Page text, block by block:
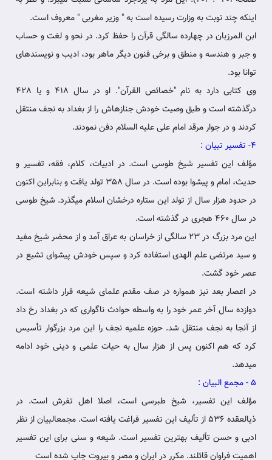
اینکه چند نوبت به وزارت رسیده است به " وزیر مغربی " معروف است.
ابن المرزبان در چهارده سالگی قرآن را حفظ کرد. در نحو و لغت و حساب
و جبر و هندسه و منطق و برخی فنون دیگر ماهر بود، ادیب و نویسنده‏ای
توانا بود.
وی کتابی دارد به نام "خصائص القرآن". او در سال 418 و یا 428
درگذشته است و طبق وصیت خودش جنازه‏اش را از بغداد به نجف منتقل‏
کردند و در جوار مرقد امام علی علیه السلام دفن نمودند.
4- تفسیر تبیان
:
مؤلف این تفسیر شیخ طوسی است. در ادبیات، کلام، فقه، تفسیر و
حدیث، امام و پیشوا بوده است. در سال 358 تولد یافت و بنابراین اکنون
در حدود هزار سال از تولد این ستاره درخشان اسلام می‏گذرد. شیخ طوسی
در سال 460 هجری در گذشته است.
این مرد بزرگ در 23 سالگی از خراسان به عراق آمد و از محضر شیخ مفید
و سید مرتضی علم الهدی استفاده کرد و سپس خودش پیشوای‏ تشیع در
عصر خود گشت.
در اعصار بعد نیز همواره در صف مقدم علمای شیعه‏ قرار داشته است.
دوازده سال آخر عمر خود را به واسطه حوادث ناگواری که‏ در بغداد رخ داد
از آنجا به نجف منتقل شد. حوزه علمیه نجف را این مرد بزرگوار تأسیس
کرد که هم اکنون پس از هزار سال به حیات علمی و دینی‏ خود ادامه
می‏دهد.
5 - مجمع البیان
:
مؤلف این تفسیر، شیخ طبرسی است، اصلا اهل‏ تفرش است. در
ذی‏العقده 536 از تألیف این تفسیر فراغت یافته است. مجمع‏البیان از نظر
ادبی و حسن تألیف بهترین تفسیر است. شیعه و سنی‏ برای این تفسیر
اهمیت فراوان قائلند. مکرر در ایران و مصر و بیروت‏ چاپ شده است